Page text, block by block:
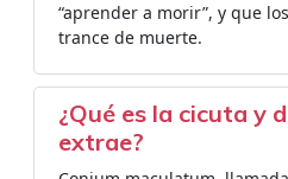
“aprender a morir”, y que
trance de muerte.
¿Qué es la cicuta y
extrae?